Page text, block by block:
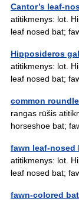
Cantor’s leaf-
atitikmenys: lot.
leaf nosed bat;
Hipposideros
atitikmenys: lot.
leaf nosed bat;
common
rangas rūšis
horseshoe bat;
fawn leaf-nosed
atitikmenys: lot.
leaf nosed bat;
fawn-colored bat